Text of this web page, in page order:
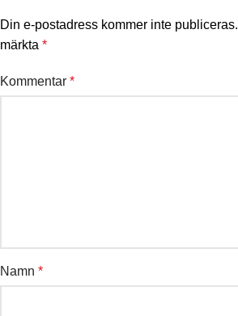
Din e-postadress kommer inte publiceras.
märkta *
Kommentar *
Namn *